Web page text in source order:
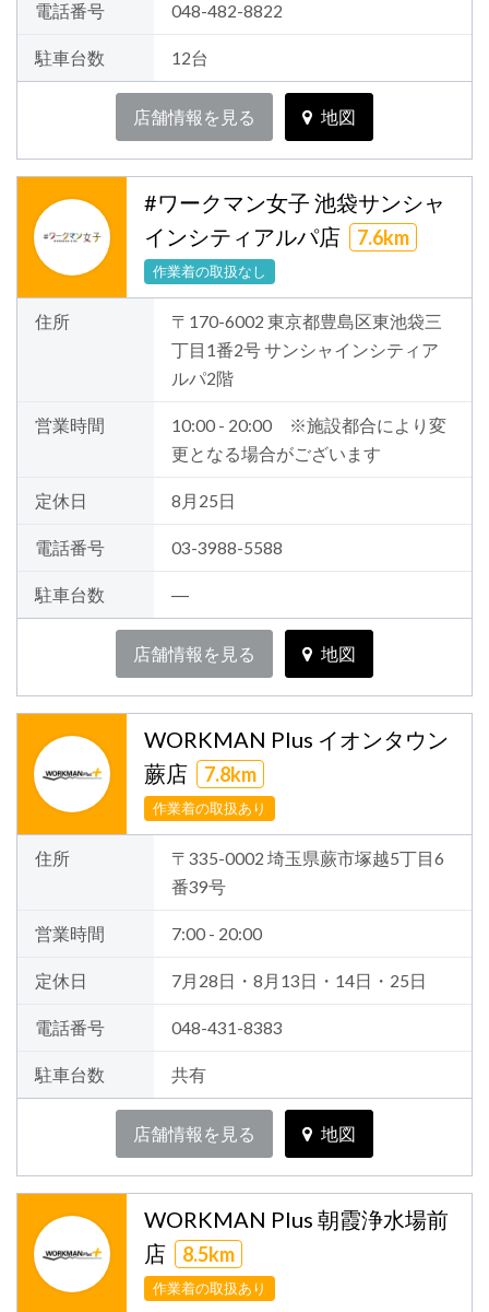
電話番号 048-482-8822
駐車台数 12台
店舗情報を見る 地図
#ワークマン女子 池袋サンシャ
インシティアルパ店
7.6km
作業着の取扱なし
住所
〒170-6002 東京都豊島区東池袋三
丁目1番2号 サンシャインシティア
ルパ2階
営業時間
10:00 - 20:00 ※施設都合により変
更となる場合がございます
定休日 8月25日
電話番号 03-3988-5588
駐車台数 ―
店舗情報を見る 地図
WORKMAN Plus イオンタウン
蕨店
7.8km
作業着の取扱あり
住所
〒335-0002 埼玉県蕨市塚越5丁目6
番39号
営業時間 7:00 - 20:00
定休日 7月28日・8月13日・14日・25日
電話番号 048-431-8383
駐車台数 共有
店舗情報を見る 地図
WORKMAN Plus 朝霞浄水場前
店
8.5km
作業着の取扱あり